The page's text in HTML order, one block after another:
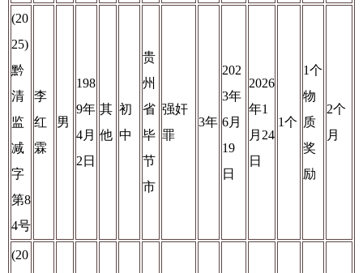
(20
25)
黔
清
监
减
字
第8
4号
李
红
霖
男
198
9年
4月
2日
其
他
初
中
贵
州
省
毕
节
市
强奸
罪
3年
202
3年
6月
19
日
2026
年1
月24
日
1个
1个
物
质
奖
励
2个
月
(20